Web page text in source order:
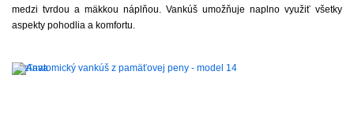
medzi tvrdou a mäkkou náplňou. Vankúš umožňuje naplno využiť všetky
aspekty pohodlia a komfortu.